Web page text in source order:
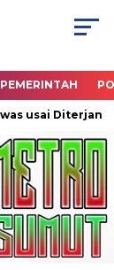
PEMERINTAH
Diterjang